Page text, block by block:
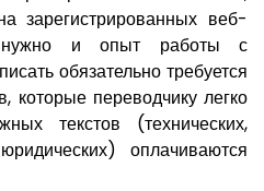
зарегистрированных веб-
нужно и опыт работы с
обязательно требуется
которые переводчику легко
текстов (технических,
оплачиваются